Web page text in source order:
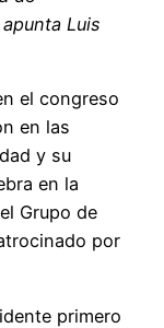
apunta Luis
el congreso
en las
y su
en la
Grupo de
por
primero